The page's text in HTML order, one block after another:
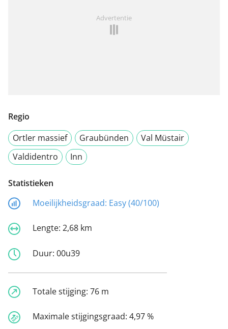
Advertentie
Regio
Ortler massief
Graubünden
Val Müstair
Valdidentro
Inn
Statistieken
Moeilijkheidsgraad: Easy (40/100)
Lengte: 2,68 km
Duur: 00u39
Totale stijging: 76 m
Maximale stijgingsgraad: 4,97 %